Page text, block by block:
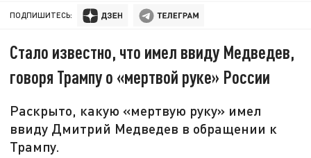
ПОДПИШИТЕСЬ:
Стало известно, что имел ввиду Медведев,
говоря Трампу о «мертвой руке» России
Раскрыто, какую «мертвую руку» имел
ввиду Дмитрий Медведев в обращении к
Трампу.